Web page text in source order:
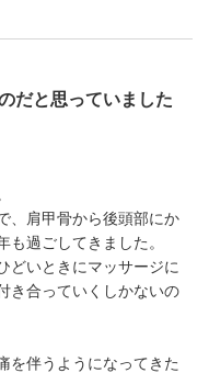
だと思っていました
、肩甲骨から後頭部にか
過ごしてきました。
どいときにマッサージに
き合っていくしかないの
を伴うようになってきた